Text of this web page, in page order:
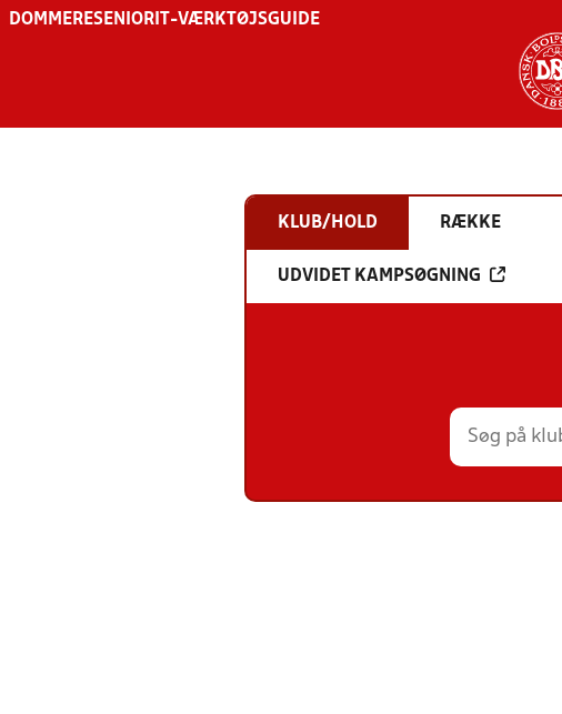
DOMMERESENIOR IT-VÆRKTØJSGUIDE
KLUB/HOLD RÆKKE
UDVIDET KAMPSØGNING